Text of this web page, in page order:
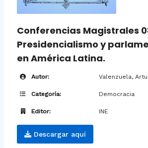
Conferencias Magistrales
Presidencialismo y
en América Latina.
Autor: Valenzuela,
Categoría: Democracia
Editor: INE
Descargar aquí